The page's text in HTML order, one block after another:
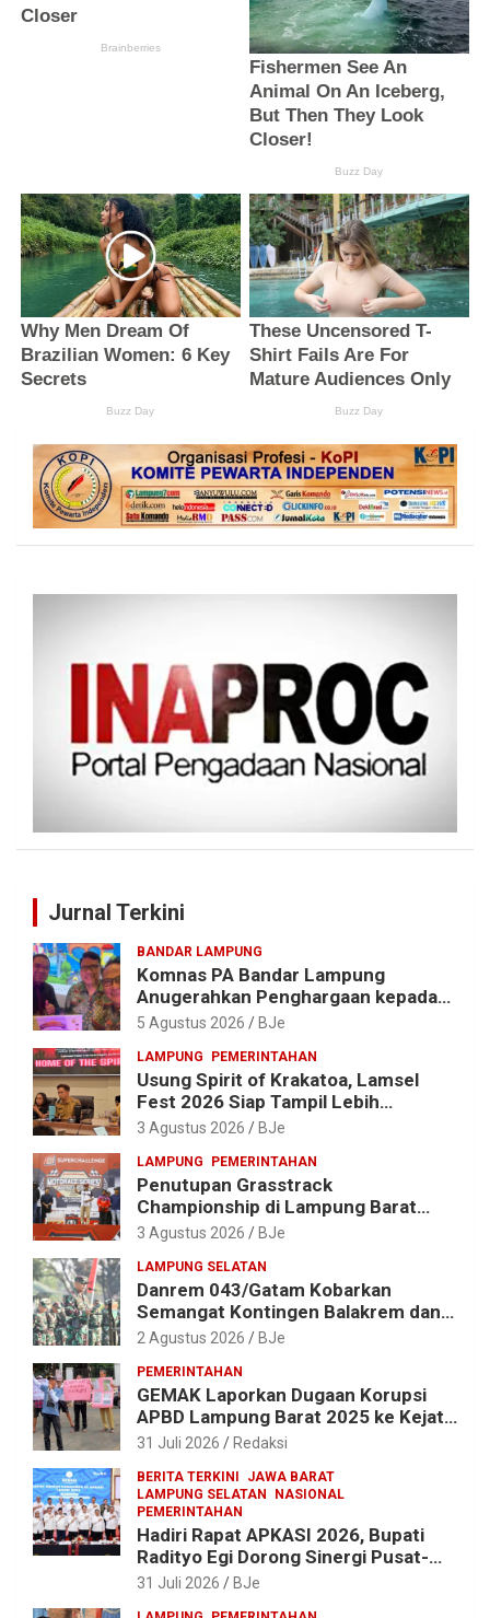
Jurnal Terkini
BANDAR LAMPUNG
Komnas PA Bandar Lampung
Anugerahkan Penghargaan kepada
Kombes Pol. Alfret Jacob Tilukay
5 Agustus 2026 BJe
LAMPUNG PEMERINTAHAN
Usung Spirit of Krakatoa, Lamsel
Fest 2026 Siap Tampil Lebih
Spektakuler dengan Empat Event
3 Agustus 2026 BJe
LAMPUNG PEMERINTAHAN
Penutupan Grasstrack
Championship di Lampung Barat
Meriah, Dihadiri Ribuan Penonton; Ini
3 Agustus 2026 BJe
LAMPUNG SELATAN
Danrem 043/Gatam Kobarkan
Semangat Kontingen Balakrem dan
Yonif 143/TWEJ di Pembukaan
XXI/Radin Inten
2 Agustus 2026 BJe
PEMERINTAHAN
GEMAK Laporkan Dugaan Korupsi
APBD Lampung Barat 2025 ke Kejati
Lampung, Soroti Proyek Jalan
31 Juli 2026 Redaksi
BERITA TERKINI
JAWA BARAT
LAMPUNG SELATAN
NASIONAL
PEMERINTAHAN
Hadiri Rapat APKASI 2026, Bupati
Radityo Egi Dorong Sinergi Pusat-
Daerah untuk Percepat
31 Juli 2026 BJe